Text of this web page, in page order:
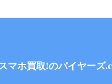
スマホ買取!のバイヤーズ